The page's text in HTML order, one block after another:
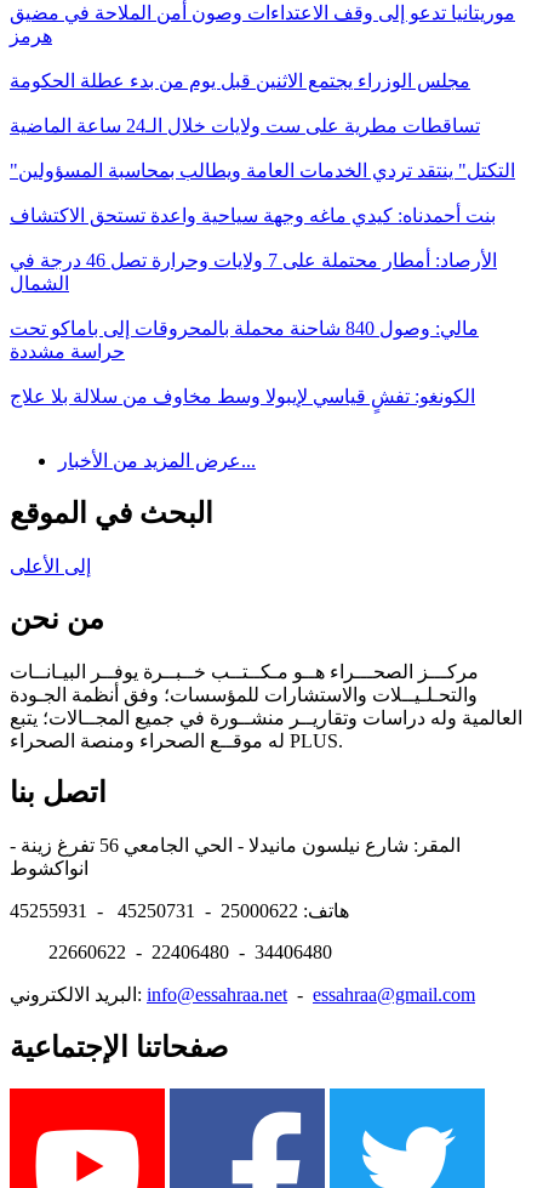
موريتانيا تدعو إلى وقف الاعتداءات وصون أمن الملاحة في مضيق
هرمز
مجلس الوزراء يجتمع الاثنين قبل يوم من بدء عطلة الحكومة
تساقطات مطرية على ست ولايات خلال الـ24 ساعة الماضية
"التكتل" ينتقد تردي الخدمات العامة ويطالب بمحاسبة المسؤولين
بنت أحمدناه: كيدي ماغه وجهة سياحية واعدة تستحق الاكتشاف
الأرصاد: أمطار محتملة على 7 ولايات وحرارة تصل 46 درجة في
الشمال
مالي: وصول 840 شاحنة محملة بالمحروقات إلى باماكو تحت
حراسة مشددة
الكونغو: تفشٍ قياسي لإيبولا وسط مخاوف من سلالة بلا علاج
عرض المزيد من الأخبار...
البحث في الموقع
إلى الأعلى
من نحن
مركـــز الصحـــراء هــو مـكــتــب خــبــرة يوفــر البيـانــات
والتحـلـيــلات والاستشارات للمؤسسات؛ وفق أنظمة الجـودة
العالمية وله دراسات وتقاريــر منشــورة في جميع المجــالات؛ يتبع
له موقــع الصحراء ومنصة الصحراء PLUS.
اتصل بنا
المقر: شارع نيلسون مانيدلا - الحي الجامعي 56 تفرغ زينة -
هاتف: 25000622 - 45250731 - 45255931
22660622 - 22406480 - 34406480
البريد الالكتروني: info@essahraa.net - essahraa@gmail.com
صفحاتنا الإجتماعية